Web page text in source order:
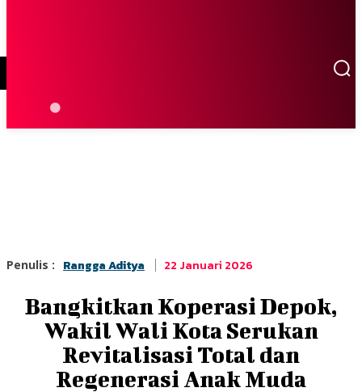
Penulis : Rangga Aditya 22 Januari 2026
Bangkitkan Koperasi Depok,
Wakil Wali Kota Serukan
Revitalisasi Total dan
Regenerasi Anak Muda